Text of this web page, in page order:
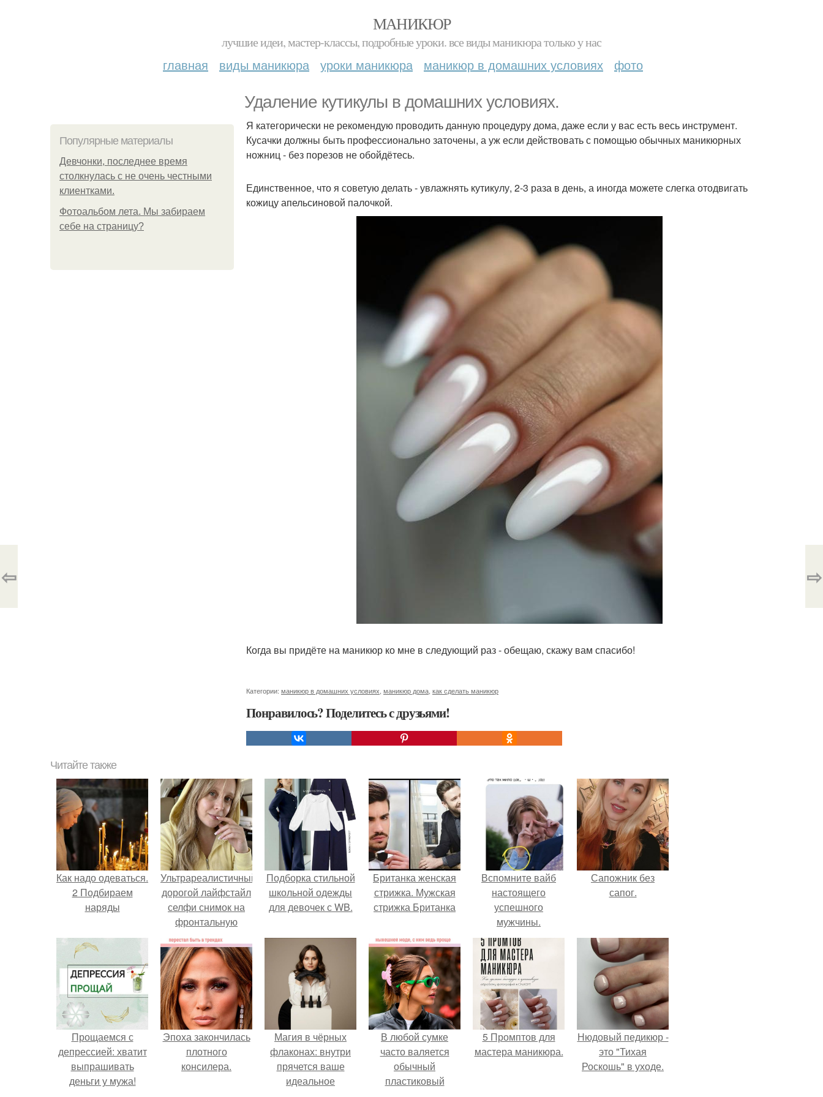
МАНИКЮР
лучшие идеи, мастер-классы, подробные уроки. все виды маникюра только у нас
главная виды маникюра уроки маникюра маникюр в домашних условиях фото
Удаление кутикулы в домашних условиях.
Популярные материалы
Девчонки, последнее время
столкнулась с не очень честными
клиентками.
Фотоальбом лета. Мы забираем
себе на страницу?
Я категорически не рекомендую проводить данную процедуру дома, даже если у вас есть весь инструмент.
Кусачки должны быть профессионально заточены, а уж если действовать с помощью обычных маникюрных
ножниц - без порезов не обойдётесь.
Единственное, что я советую делать - увлажнять кутикулу, 2-3 раза в день, а иногда можете слегка отодвигать
кожицу апельсиновой палочкой.
Когда вы придёте на маникюр ко мне в следующий раз - обещаю, скажу вам спасибо!
Категории: маникюр в домашних условиях маникюр дома как сделать маникюр
Понравилось? Поделитесь с друзьями!
⇦ ⇨
Читайте также
Как надо одеваться.
2 Подбираем
наряды
Ультрареалистичный
дорогой лайфстайл
селфи снимок на
фронтальную
камеру.
Подборка стильной
школьной одежды
для девочек с WB.
Британка женская
стрижка. Мужская
стрижка Британка
Вспомните вайб
настоящего
успешного
мужчины.
Сапожник без
сапог.
Прощаемся с
депрессией: хватит
выпрашивать
деньги у мужа!
Эпоха закончилась
плотного
консилера.
Магия в чёрных
флаконах: внутри
прячется ваше
идеальное
В любой сумке
часто валяется
обычный
пластиковый
5 Промптов для
мастера маникюра.
Нюдовый педикюр -
это "Тихая
Роскошь" в уходе.